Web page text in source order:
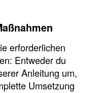
erforderlichen
Entweder du
Anleitung um,
Umsetzung